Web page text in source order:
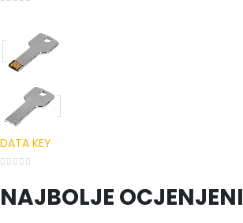
DATA KEY
NAJBOLJE OCJENJENI